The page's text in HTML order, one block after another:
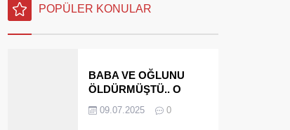
POPÜLER KONULAR
BABA VE OĞLUNU
ÖLDÜRMÜŞTÜ.. O
MİRASÇILARI
09.07.2025 0